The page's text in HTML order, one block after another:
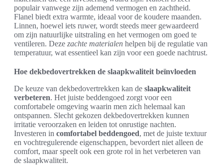
populair vanwege zijn ademend vermogen en zachtheid.
Flanel biedt extra warmte, ideaal voor de koudere maanden.
Linnen, hoewel iets ruwer, wordt steeds meer gewaardeerd
om zijn natuurlijke uitstraling en het vermogen om goed te
ventileren. Deze zachte materialen helpen bij de regulatie van
temperatuur, wat essentieel kan zijn voor een goede nachtrust.
Hoe dekbedovertrekken de slaapkwaliteit beïnvloeden
De keuze van dekbedovertrekken kan de slaapkwaliteit
verbeteren. Het juiste beddengoed zorgt voor een
comfortabele omgeving waarin men zich helemaal kan
ontspannen. Slecht gekozen dekbedovertrekken kunnen
irritatie veroorzaken en leiden tot onrustige nachten.
Investeren in comfortabel beddengoed, met de juiste textuur
en vochtregulerende eigenschappen, bevordert niet alleen de
comfort, maar speelt ook een grote rol in het verbeteren van
de slaapkwaliteit.